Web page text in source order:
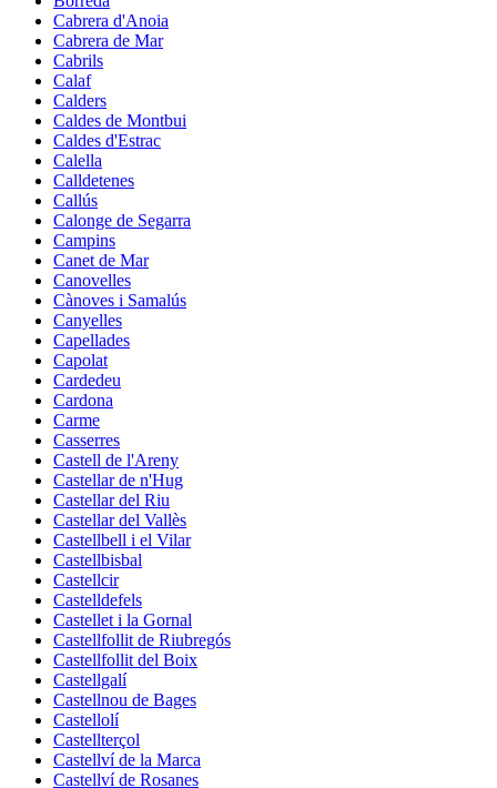
Cabrera d'Anoia
Cabrera de Mar
Cabrils
Calaf
Calders
Caldes de Montbui
Caldes d'Estrac
Calella
Calldetenes
Callús
Calonge de Segarra
Campins
Canet de Mar
Canovelles
Cànoves i Samalús
Canyelles
Capellades
Capolat
Cardedeu
Cardona
Carme
Casserres
Castell de l'Areny
Castellar de n'Hug
Castellar del Riu
Castellar del Vallès
Castellbell i el Vilar
Castellbisbal
Castellcir
Castelldefels
Castellet i la Gornal
Castellfollit de Riubregós
Castellfollit del Boix
Castellgalí
Castellnou de Bages
Castellolí
Castellterçol
Castellví de la Marca
Castellví de Rosanes